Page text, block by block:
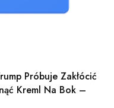
Próbuje Zakłócić
Kreml Na Bok –